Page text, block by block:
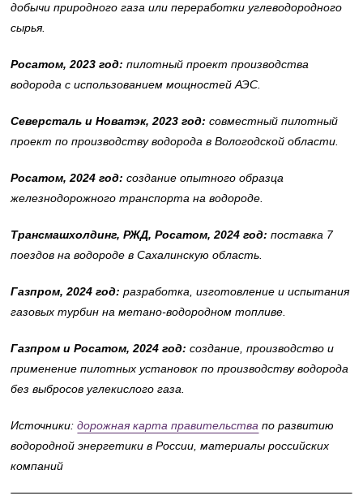
добычи природного газа или переработки углеводородного
сырья.
Росатом, 2023 год:пилотный проект производства
водорода с использованием мощностей АЭС.
Северсталь и Новатэк, 2023 год:совместный пилотный
проект по производству водорода в Вологодской области.
Росатом, 2024 год:создание опытного образца
железнодорожного транспорта на водороде.
Трансмашхолдинг, РЖД, Росатом, 2024 год:поставка 7
поездов на водороде в Сахалинскую область.
Газпром, 2024 год: разработка, изготовление и испытания
газовых турбин на метано-водородном топливе.
Газпром и Росатом, 2024 год:создание, производство и
применение пилотных установок по производству водорода
без выбросов углекислого газа.
Источники:дорожная карта правительства по развитию
водородной энергетики в России, материалы российских
компаний